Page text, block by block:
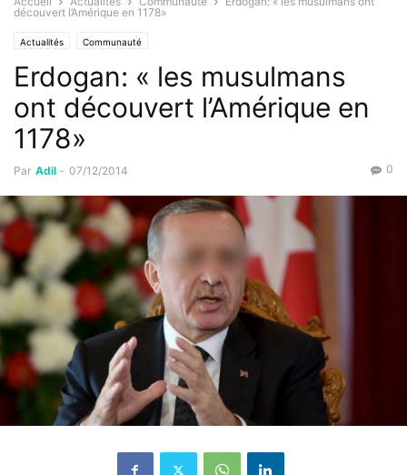
découvert l’Amérique en 1178»
Actualités Communauté
Erdogan: « les musulmans
ont découvert l’Amérique en
1178»
Par Adil - 07/12/2014 0